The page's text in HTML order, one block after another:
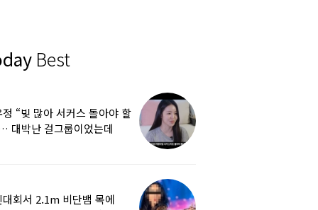
Best
정 “빚 많아 서커스 돌아야 할
대박난 걸그룹이었는데
대회서 2.1m 비단뱀 목에